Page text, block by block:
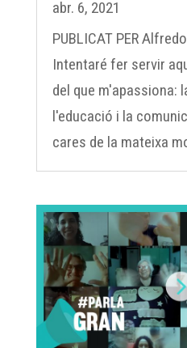
PUBLICAT PER
Intentaré fer servir
del que m'apassiona:
l'educació i la
cares de la mateixa